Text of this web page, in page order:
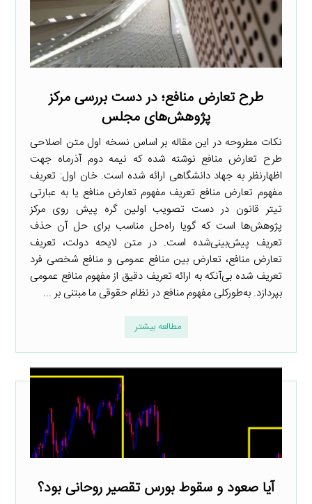
طرح تعارض منافع؛ در دست بررسی مرکز
پژوهش‌های مجلس
نکات مطروحه در این مقاله بر اساس نسخه اول متن اصلاحی
طرح تعارض منافع نوشته شده که نیمه دوم آذرماه جهت
اظهارنظر به جهاد دانشگاهی ارائه شده است. خان اول: تعریف
مفهوم تعارض منافع تعریف مفهوم تعارض منافع یا به عبارتی
تیتر قانون در دست تصویب اولین گره پیش روی مرکز
پژوهش‌ها است که گویا راه‌حل مناسب برای حل آن حذف
تعریف پیش‌بینی‌شده است. در متن لایحه دولت، تعریف
تعارض منافع، تعارض بین منافع عمومی و منافع شخصی فرد
تعریف شده بی‌آنکه به ارائه تعریف دقیق از مفهوم منافع عمومی
بپردازد. به‌طورکلی مفهوم منافع در نظام حقوقی ما مبتنی بر ...
مطالعه بیشتر
آیا صعود و سقوط بورس تقصیر روحانی بود؟